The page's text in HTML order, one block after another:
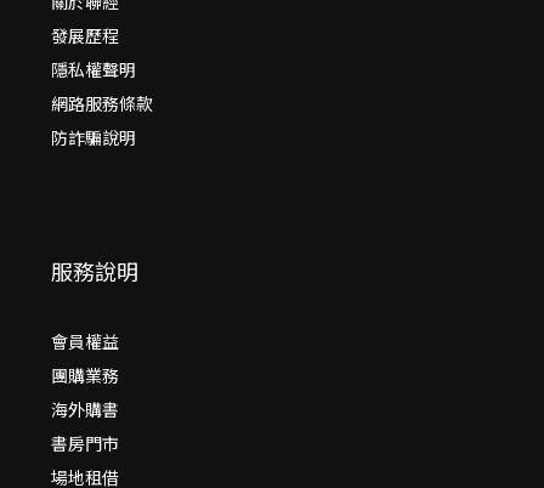
發展歷程
隱私權聲明
網路服務條款
防詐騙說明
服務說明
會員權益
團購業務
海外購書
書房門市
場地租借